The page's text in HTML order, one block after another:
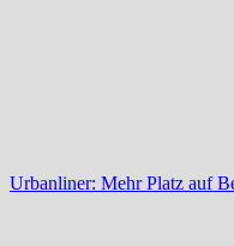
Urbanliner: Mehr Platz auf